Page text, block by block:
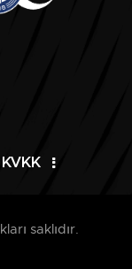
KVKK
saklıdır.